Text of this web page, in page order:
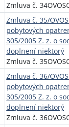
Zmluva č.
Zmluva č. 35/
pobytových
305/2005 Z. z. o
doplnení niektorý
Zmluva č.
Zmluva č. 36/
pobytových
305/2005 Z. z. o
doplnení niektorý
Zmluva č.